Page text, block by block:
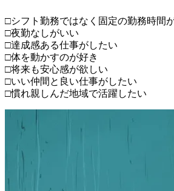
□シフト勤務ではなく固定の勤務時間
□夜勤なしがいい
□達成感ある仕事がしたい
□体を動かすのが好き
□将来も安心感が欲しい
□いい仲間と良い仕事がしたい
□慣れ親しんだ地域で活躍したい